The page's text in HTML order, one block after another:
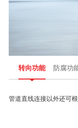
转向功能 防腐功
管道直线连接以外还可